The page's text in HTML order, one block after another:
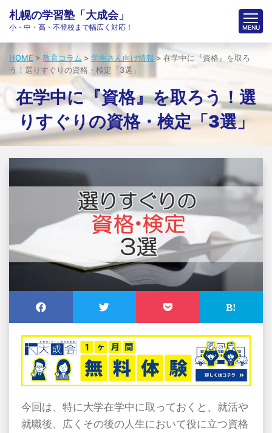
札幌の学習塾「大成会」
小・中・高・不登校まで幅広く対応！
HOME > 教育コラム > 学生さん向け情報 > 在学中に『資格』を取ろ
う！選りすぐりの資格・検定「3選」
在学中に『資格』を取ろう！選
りすぐりの資格・検定「3選」
今回は、特に大学在学中に取っておくと、就活や
就職後、広くその後の人生において役に立つ資格